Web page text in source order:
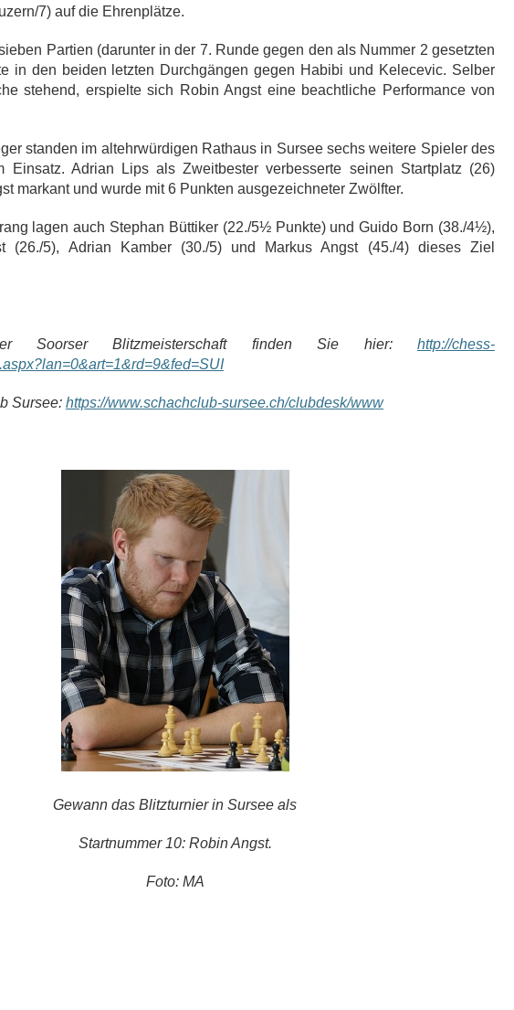
7) auf die Ehrenplätze.
Partien (darunter in der 7. Runde gegen den als Nummer 2 gesetzten
in den beiden letzten Durchgängen gegen Habibi und Kelecevic. Selber
stehend, erspielte sich Robin Angst eine beachtliche Performance von
standen im altehrwürdigen Rathaus in Sursee sechs weitere Spieler des
Einsatz. Adrian Lips als Zweitbester verbesserte seinen Startplatz (26)
markant und wurde mit 6 Punkten ausgezeichneter Zwölfter.
lagen auch Stephan Büttiker (22./5½ Punkte) und Guido Born (38./4½),
(26./5), Adrian Kamber (30./5) und Markus Angst (45./4) dieses Ziel
Soorser Blitzmeisterschaft finden Sie hier: http://chess-
Sursee: https://www.schachclub-sursee.ch/clubdesk/www
Gewann das Blitzturnier in Sursee als
Startnummer 10: Robin Angst.
Foto: MA